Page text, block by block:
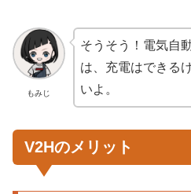
もみじ
そうそう！電気自
は、充電はできる
いよ。
V2Hのメリット